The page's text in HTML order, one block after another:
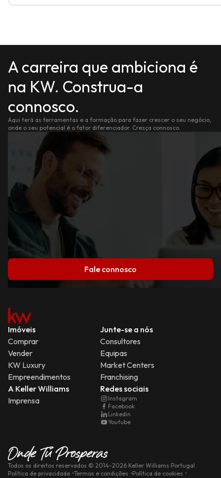
A carreira que ambiciona é
na KW. Construa-a
connosco.
Aqui terá as ferramentas e a formação para fazer crescer o seu negócio,
onde o seu potencial é o fator diferenciador. Cresça connosco.
Fale connosco
Imóveis
Comprar
Vender
KW Luxury
Empreendimentos
Junte-se a nós
Consultores
Equipas
Market Centers
Franchising
A Keller Williams
Imprensa
Redes sociais
Instagram
Facebook
Linkedin
Youtube
Todos os direitos reservados © 2014-2026 Keller Williams Portugal
Política de privacidade Termos e condições
Política de cookies